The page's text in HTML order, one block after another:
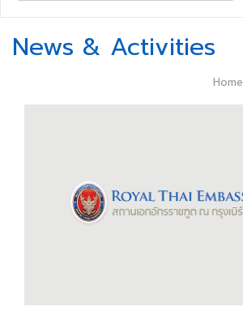
News & Activities
Home